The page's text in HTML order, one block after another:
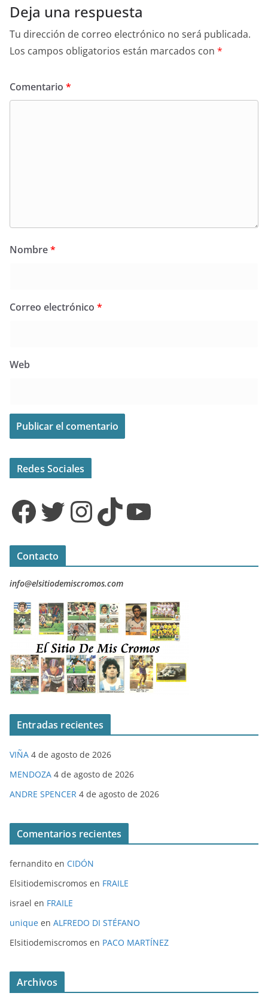
Deja una respuesta
Tu dirección de correo electrónico no será publicada.
Los campos obligatorios están marcados con *
Comentario *
Nombre*
Correo electrónico *
Web
Redes Sociales
Facebook Twitter InstagramTikTok YouTube
Contacto
info@elsitiodemiscromos.com
Entradas recientes
VIÑA 4 de agosto de 2026
MENDOZA 4 de agosto de 2026
ANDRE SPENCER 4 de agosto de 2026
Comentarios recientes
fernandito en CIDÓN
Elsitiodemiscromos en FRAILE
israel en FRAILE
unique en ALFREDO DI STÉFANO
Elsitiodemiscromos en PACO MARTÍNEZ
Archivos